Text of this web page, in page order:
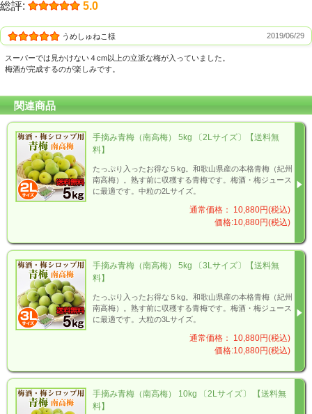
総評: 5.0
うめしゅねこ様 2019/06/29
スーパーでは見かけない４cm以上の立派な梅が入っていました。
梅酒が完成するのが楽しみです。
関連商品
手摘み青梅（南高梅） 5kg 〔2Lサイズ〕【送料無
料】
たっぷり入ったお得な５kg。和歌山県産の本格青梅（紀州
南高梅）。熟す前に収穫する青梅です。梅酒・梅ジュース
に最適です。中粒の2Lサイズ。
通常価格： 10,880円(税込)
価格:10,880円(税込)
手摘み青梅（南高梅） 5kg 〔3Lサイズ〕【送料無
料】
たっぷり入ったお得な５kg。和歌山県産の本格青梅（紀州
南高梅）。熟す前に収穫する青梅です。梅酒・梅ジュース
に最適です。大粒の3Lサイズ。
通常価格： 10,880円(税込)
価格:10,880円(税込)
手摘み青梅（南高梅） 10kg 〔2Lサイズ〕 【送料無
料】